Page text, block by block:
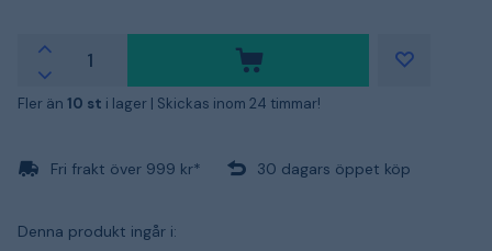
Fler än 10 st i lager | Skickas inom 24 timmar!
Fri frakt över 999 kr* 30 dagars öppet köp
Denna produkt ingår i: